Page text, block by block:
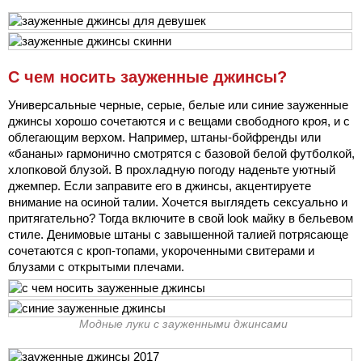
С чем носить зауженные джинсы?
Универсальные черные, серые, белые или синие зауженные
джинсы хорошо сочетаются и с вещами свободного кроя, и с
облегающим верхом. Например, штаны-бойфренды или
«бананы» гармонично смотрятся с базовой белой футболкой,
хлопковой блузой. В прохладную погоду наденьте уютный
джемпер. Если заправите его в джинсы, акцентируете
внимание на осиной талии. Хочется выглядеть сексуально и
притягательно? Тогда включите в свой look майку в бельевом
стиле. Денимовые штаны с завышенной талией потрясающе
сочетаются с кроп-топами, укороченными свитерами и
блузами с открытыми плечами.
Модные луки с зауженными джинсами